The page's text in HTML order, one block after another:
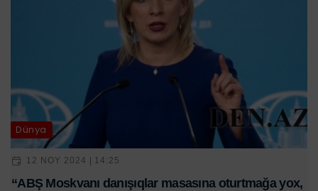
Dünya
12 NOY 2024 | 14:25
“ABŞ Moskvanı danışıqlar masasına oturtmağa yox,